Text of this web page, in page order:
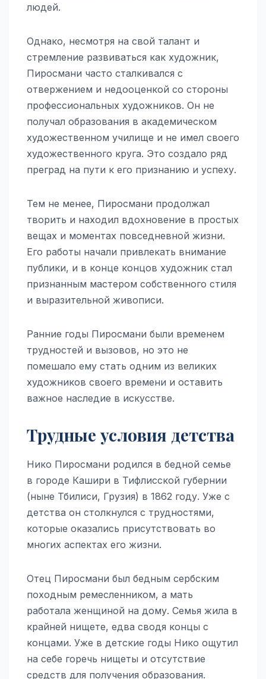
людей.
Однако, несмотря на свой талант и
стремление развиваться как художник,
Пиросмани часто сталкивался с
отвержением и недооценкой со стороны
профессиональных художников. Он не
получал образования в академическом
художественном училище и не имел своего
художественного круга. Это создало ряд
преград на пути к его признанию и успеху.
Тем не менее, Пиросмани продолжал
творить и находил вдохновение в простых
вещах и моментах повседневной жизни.
Его работы начали привлекать внимание
публики, и в конце концов художник стал
признанным мастером собственного стиля
и выразительной живописи.
Ранние годы Пиросмани были временем
трудностей и вызовов, но это не
помешало ему стать одним из великих
художников своего времени и оставить
важное наследие в искусстве.
Трудные условия детства
Нико Пиросмани родился в бедной семье
в городе Кашири в Тифлисской губернии
(ныне Тбилиси, Грузия) в 1862 году. Уже с
детства он столкнулся с трудностями,
которые оказались присутствовать во
многих аспектах его жизни.
Отец Пиросмани был бедным сербским
походным ремесленником, а мать
работала женщиной на дому. Семья жила в
крайней нищете, едва сводя концы с
концами. Уже в детские годы Нико ощутил
на себе горечь нищеты и отсутствие
средств для получения образования.